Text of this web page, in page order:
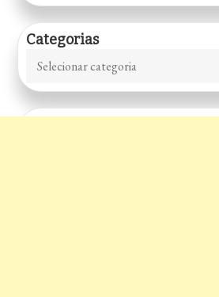
Categorias
Categorias